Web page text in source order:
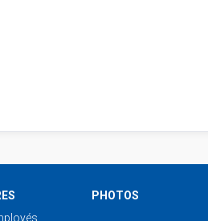
PHOTOS